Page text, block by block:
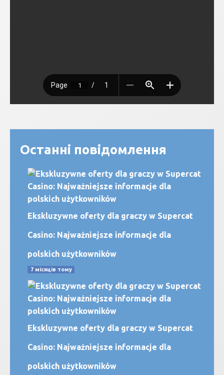
Останні повідомлення
Ekskluzywne oferty dla graczy w Supercat
Casino: Najważniejsze informacje dla
polskich użytkowników
7 місяців тому
Ekskluzywne oferty dla graczy w Supercat
Casino: Najważniejsze informacje dla
polskich użytkowników